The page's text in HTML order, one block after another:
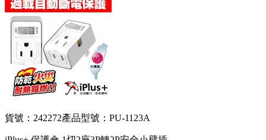
貨號：242272產品型號：PU-1123A